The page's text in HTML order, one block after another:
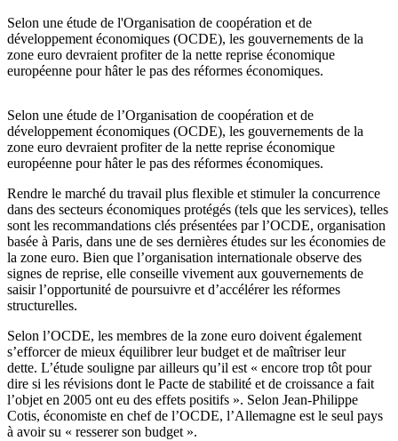
Selon une étude de l'Organisation de coopération et de
développement économiques (OCDE), les gouvernements de la
zone euro devraient profiter de la nette reprise économique
européenne pour hâter le pas des réformes économiques.
Selon une étude de l’Organisation de coopération et de
développement économiques (OCDE), les gouvernements de la
zone euro devraient profiter de la nette reprise économique
européenne pour hâter le pas des réformes économiques.
Rendre le marché du travail plus flexible et stimuler la concurrence
dans des secteurs économiques protégés (tels que les services), telles
sont les recommandations clés présentées par l’OCDE, organisation
basée à Paris, dans une de ses dernières études sur les économies de
la zone euro. Bien que l’organisation internationale observe des
signes de reprise, elle conseille vivement aux gouvernements de
saisir l’opportunité de poursuivre et d’accélérer les réformes
structurelles.
Selon l’OCDE, les membres de la zone euro doivent également
s’efforcer de mieux équilibrer leur budget et de maîtriser leur
dette. L’étude souligne par ailleurs qu’il est « encore trop tôt pour
dire si les révisions dont le Pacte de stabilité et de croissance a fait
l’objet en 2005 ont eu des effets positifs ». Selon Jean-Philippe
Cotis, économiste en chef de l’OCDE, l’Allemagne est le seul pays
à avoir su « resserer son budget ».